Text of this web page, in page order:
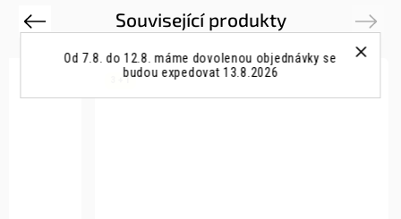
Od 7.8. do 12.8. máme dovolenou objednávky se
budou expedovat 13.8.2026
Související produkty
Previous
3 + 1
Next